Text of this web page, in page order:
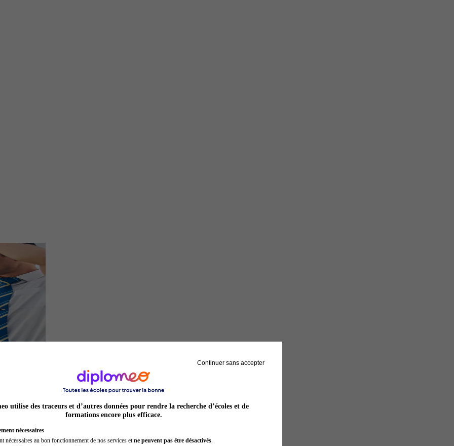
Hôtesse de l'air steward
Continuer sans accepter
utilise des traceurs et d’autres données pour rendre la recherche d’écoles et de
formations encore plus efficace.
nécessaires
nécessaires au bon fonctionnement de nos services et ne peuvent pas être désactivés.